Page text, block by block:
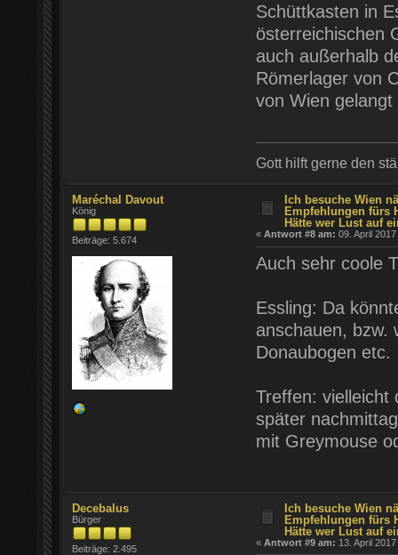
Schüttkasten in
österreichischen
auch außerhalb
Römerlager von
von Wien
Gott hilft gerne den
Maréchal Davout
König
Beiträge: 5.674
Ich besuche Wien
Empfehlungen fürs
Hätte wer Lust auf
« Antwort #8 am: 09. April
Auch sehr coole
Essling: Da
anschauen, bzw.
Donaubogen etc.
Treffen: vielleicht
später
mit Greymouse
Decebalus
Bürger
Beiträge: 2.495
Ich besuche Wien
Empfehlungen fürs
Hätte wer Lust auf
« Antwort #9 am: 13. April